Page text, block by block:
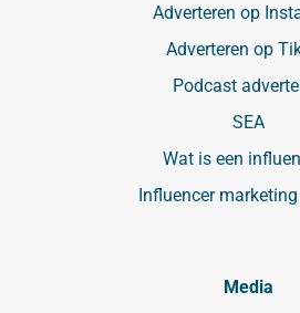
Adverteren op
Adverteren op
Podcast
SEA
Wat is een
Influencer
Media